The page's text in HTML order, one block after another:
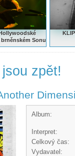
Sonu
zpět!
Album:
Interpret:
Celkový čas:
Vydavatel: